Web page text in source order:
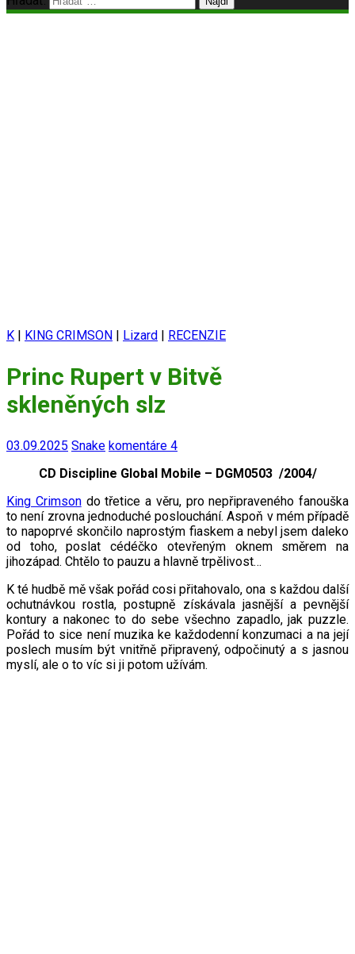
K | KING CRIMSON | Lizard | RECENZIE
Princ Rupert v Bitvě
skleněných slz
03.09.2025 Snake komentáre 4
CD Discipline Global Mobile – DGM0503 /2004/
King Crimsondo třetice a věru, pro nepřipraveného fanouška
to není zrovna jednoduché poslouchání. Aspoň v mém případě
to napoprvé skončilo naprostým fiaskem a nebyl jsem daleko
od toho, poslat cédéčko otevřeným oknem směrem na
jihozápad. Chtělo to pauzu a hlavně trpělivost…
K té hudbě mě však pořád cosi přitahovalo, ona s každou další
ochutnávkou rostla, postupně získávala jasnější a pevnější
kontury a nakonec to do sebe všechno zapadlo, jak puzzle.
Pořád to sice není muzika ke každodenní konzumaci a na její
poslech musím být vnitřně připravený, odpočinutý a s jasnou
myslí, ale o to víc si ji potom užívám.